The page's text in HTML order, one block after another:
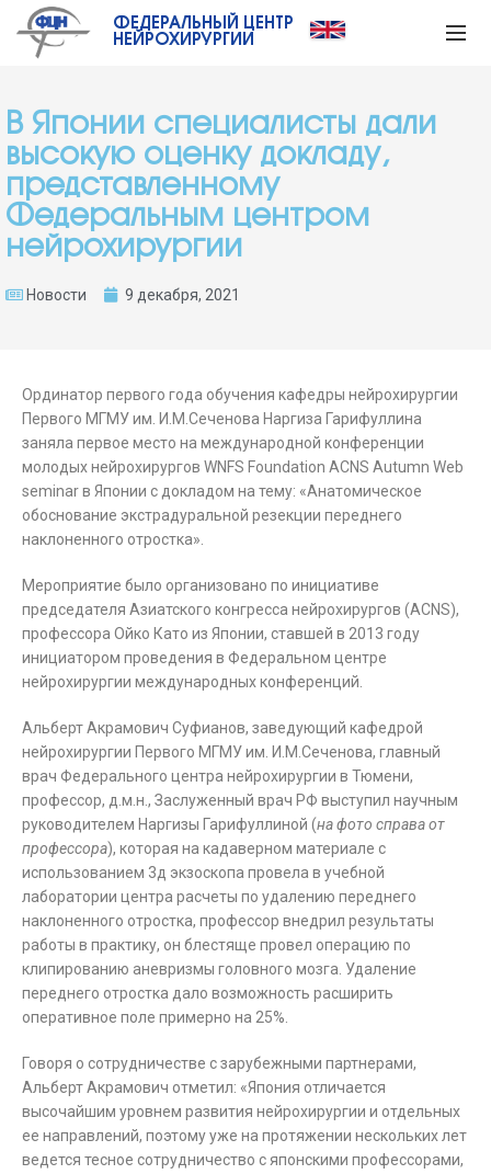
ФЕДЕРАЛЬНЫЙ ЦЕНТР
НЕЙРОХИРУРГИИ
В Японии специалисты дали
высокую оценку докладу,
представленному
Федеральным центром
нейрохирургии
Новости 9 декабря, 2021
Ординатор первого года обучения кафедры нейрохирургии
Первого МГМУ им. И.М.Сеченова Наргиза Гарифуллина
заняла первое место на международной конференции
молодых нейрохирургов WNFS Foundation ACNS Autumn Web
seminar в Японии с докладом на тему: «Анатомическое
обоснование экстрадуральной резекции переднего
наклоненного отростка».
Мероприятие было организовано по инициативе
председателя Азиатского конгресса нейрохирургов (ACNS),
профессора Ойко Като из Японии, ставшей в 2013 году
инициатором проведения в Федеральном центре
нейрохирургии международных конференций.
Альберт Акрамович Суфианов, заведующий кафедрой
нейрохирургии Первого МГМУ им. И.М.Сеченова, главный
врач Федерального центра нейрохирургии в Тюмени,
профессор, д.м.н., Заслуженный врач РФ выступил научным
руководителем Наргизы Гарифуллиной (на фото справа от
профессора), которая на кадаверном материале с
использованием 3д экзоскопа провела в учебной
лаборатории центра расчеты по удалению переднего
наклоненного отростка, профессор внедрил результаты
работы в практику, он блестяще провел операцию по
клипированию аневризмы головного мозга. Удаление
переднего отростка дало возможность расширить
оперативное поле примерно на 25%.
Говоря о сотрудничестве с зарубежными партнерами,
Альберт Акрамович отметил: «Япония отличается
высочайшим уровнем развития нейрохирургии и отдельных
ее направлений, поэтому уже на протяжении нескольких лет
ведется тесное сотрудничество с японскими профессорами,